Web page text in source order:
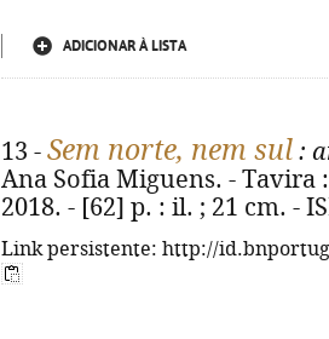
ADICIONAR À LISTA
13 - Sem norte, nem sul :
Ana Sofia Miguens. -
2018. - [62] p. : il. ; 21 cm. -
Link persistente: http://